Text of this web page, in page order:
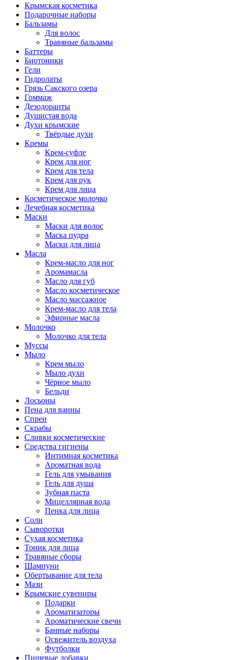
Крымская косметика
Подарочные наборы
Бальзамы
Для волос
Травяные бальзамы
Баттеры
Биотоники
Гели
Гидролаты
Грязь Сакского озера
Гоммаж
Дезодоранты
Душистая вода
Духи крымские
Твёрдые духи
Кремы
Крем-суфле
Крем для ног
Крем для тела
Крем для рук
Крем для лица
Косметическое молочко
Лечебная косметика
Маски
Маски для волос
Маска пудра
Маски для лица
Масла
Крем-масло для ног
Аромамасла
Масло для губ
Масло косметическое
Масло массажное
Крем-масло для тела
Эфирные масла
Молочко
Молочко для тела
Муссы
Мыло
Крем мыло
Мыло духи
Чёрное мыло
Бельди
Лосьоны
Пена для ванны
Спреи
Скрабы
Сливки косметические
Средства гигиены
Интимная косметика
Ароматная вода
Гель для умывания
Гель для душа
Зубная паста
Мицеллярная вода
Пенка для лица
Соли
Сыворотки
Сухая косметика
Тоник для лица
Травяные сборы
Шампуни
Обертывание для тела
Мази
Крымские сувениры
Подарки
Ароматизаторы
Ароматические свечи
Банные наборы
Освежитель воздуха
Футболки
Пищевые добавки